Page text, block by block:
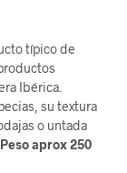
típico de
Ibérica.
su textura
o untada
Peso aprox 250